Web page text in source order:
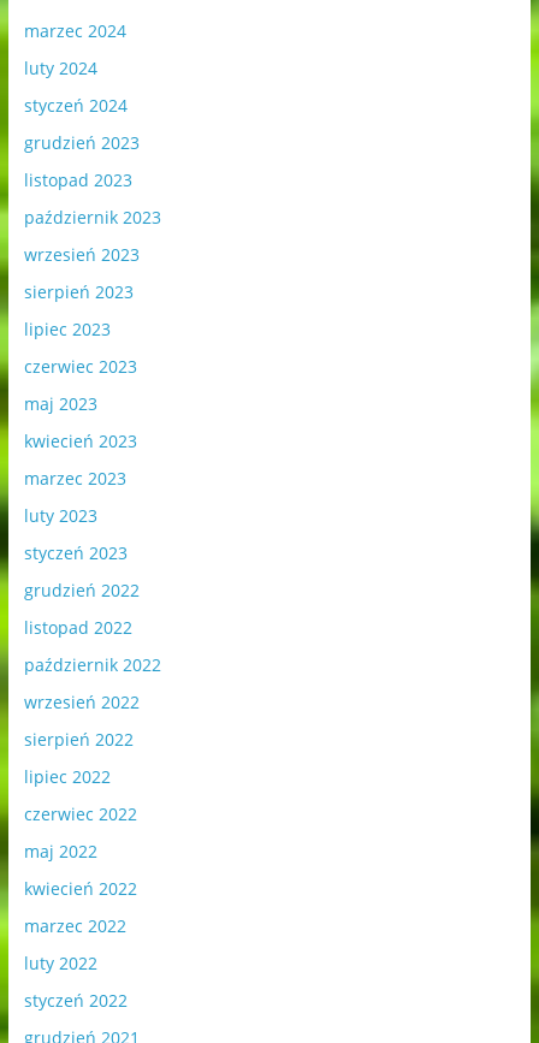
marzec 2024
luty 2024
styczeń 2024
grudzień 2023
listopad 2023
październik 2023
wrzesień 2023
sierpień 2023
lipiec 2023
czerwiec 2023
maj 2023
kwiecień 2023
marzec 2023
luty 2023
styczeń 2023
grudzień 2022
listopad 2022
październik 2022
wrzesień 2022
sierpień 2022
lipiec 2022
czerwiec 2022
maj 2022
kwiecień 2022
marzec 2022
luty 2022
styczeń 2022
grudzień 2021